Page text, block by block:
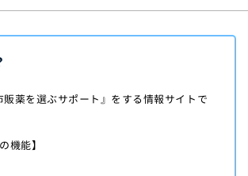
販薬を選ぶサポート』をする情報サイトで
機能】